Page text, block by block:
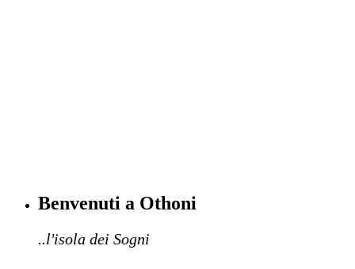
Benvenuti a Othoni
..l'isola dei Sogni